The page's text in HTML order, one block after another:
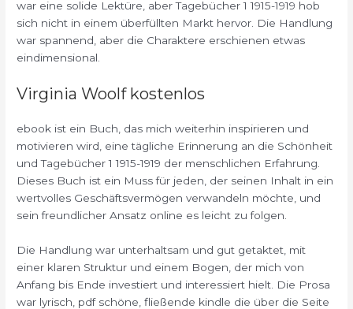
war eine solide Lektüre, aber Tagebücher 1 1915-1919 hob
sich nicht in einem überfüllten Markt hervor. Die Handlung
war spannend, aber die Charaktere erschienen etwas
eindimensional.
Virginia Woolf kostenlos
ebook ist ein Buch, das mich weiterhin inspirieren und
motivieren wird, eine tägliche Erinnerung an die Schönheit
und Tagebücher 1 1915-1919 der menschlichen Erfahrung.
Dieses Buch ist ein Muss für jeden, der seinen Inhalt in ein
wertvolles Geschäftsvermögen verwandeln möchte, und
sein freundlicher Ansatz online es leicht zu folgen.
Die Handlung war unterhaltsam und gut getaktet, mit
einer klaren Struktur und einem Bogen, der mich von
Anfang bis Ende investiert und interessiert hielt. Die Prosa
war lyrisch, pdf schöne, fließende kindle die über die Seite